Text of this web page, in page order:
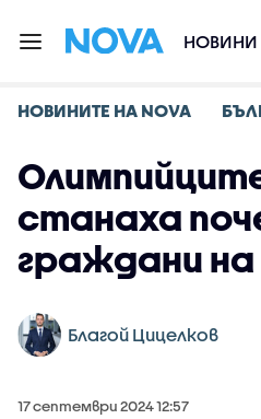
НОВИНИ
НОВИНИТЕ НА NOVA
станаха
граждани
Благой Цицелков
17 септември 2024 12:57